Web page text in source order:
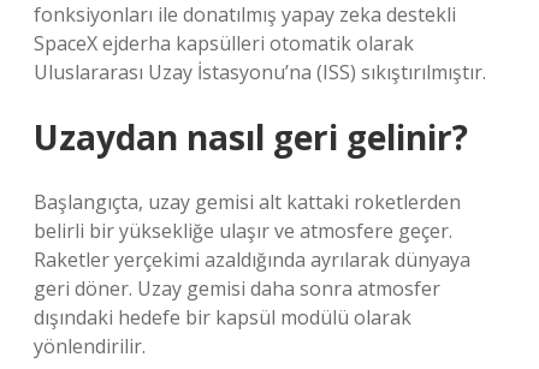
fonksiyonları ile donatılmış yapay zeka destekli
SpaceX ejderha kapsülleri otomatik olarak
Uluslararası Uzay İstasyonu’na (ISS) sıkıştırılmıştır.
Uzaydan nasıl geri gelinir?
Başlangıçta, uzay gemisi alt kattaki roketlerden
belirli bir yüksekliğe ulaşır ve atmosfere geçer.
Raketler yerçekimi azaldığında ayrılarak dünyaya
geri döner. Uzay gemisi daha sonra atmosfer
dışındaki hedefe bir kapsül modülü olarak
yönlendirilir.